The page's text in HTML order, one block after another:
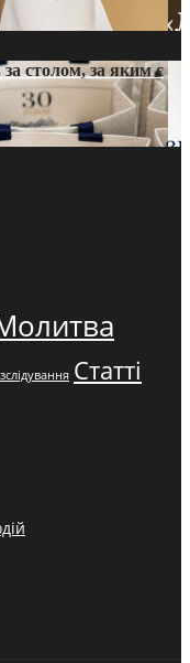
столом, за яким є
Статті